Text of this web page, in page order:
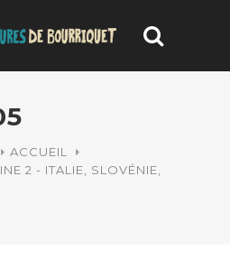
ACCUEIL
2 - ITALIE, SLOVÉNIE,